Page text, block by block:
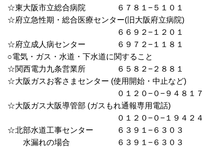
☆東大阪市立総合病院 ６７８１−５１０１
☆府立急性期・総合医療センター(旧大阪府立病院)
６６９２−１２０１
☆府立成人病センター ６９７２−１１８１
○電気・ガス・水道・下水道に関すること
☆関西電力九条営業所 ６５８２−２８８１
☆大阪ガスお客さまセンター (使用開始・中止など)
０１２０−０−９４８１７
☆大阪ガス大阪導管部 (ガスもれ通報専用電話)
０１２０−０−１９４２４
☆北部水道工事センター ６３９１−６３０３
水漏れの場合 ６３９１−６３０３